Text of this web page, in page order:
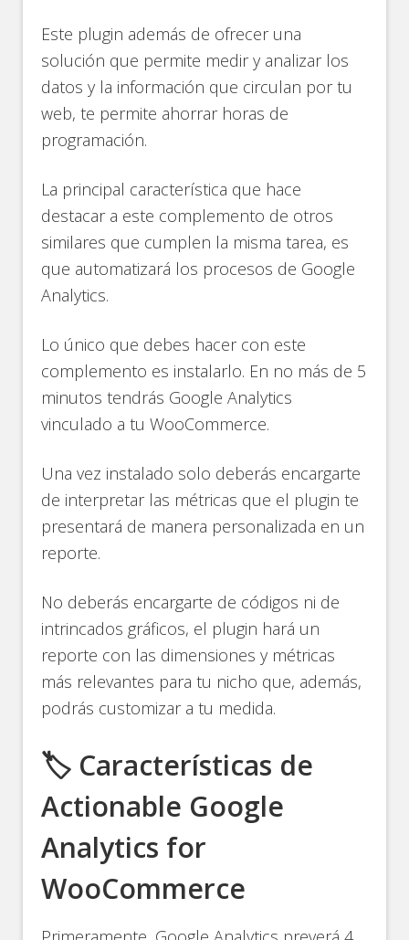
Este plugin además de ofrecer una
solución que permite medir y analizar los
datos y la información que circulan por tu
web, te permite ahorrar horas de
programación.
La principal característica que hace
destacar a este complemento de otros
similares que cumplen la misma tarea, es
que automatizará los procesos de Google
Analytics.
Lo único que debes hacer con este
complemento es instalarlo. En no más de 5
minutos tendrás Google Analytics
vinculado a tu WooCommerce.
Una vez instalado solo deberás encargarte
de interpretar las métricas que el plugin te
presentará de manera personalizada en un
reporte.
No deberás encargarte de códigos ni de
intrincados gráficos, el plugin hará un
reporte con las dimensiones y métricas
más relevantes para tu nicho que, además,
podrás customizar a tu medida.
🏷️ Características de
Actionable Google
Analytics for
WooCommerce